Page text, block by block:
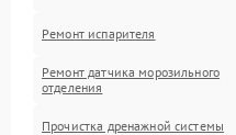
Ремонт испарителя
Ремонт датчика морозильного
отделения
Прочистка дренажной системы